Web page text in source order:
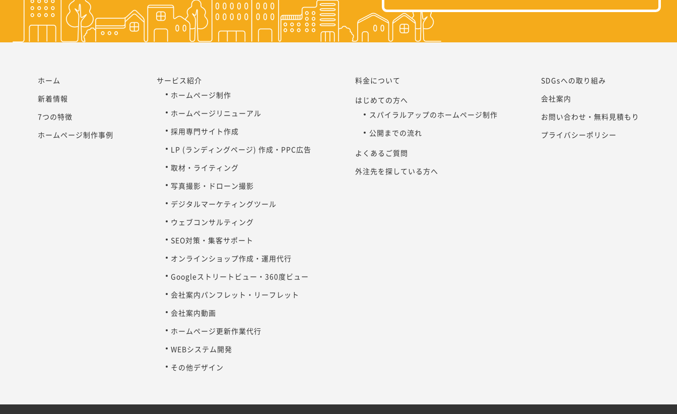
ホーム
新着情報
7つの特徴
ホームページ制作事例
サービス紹介
ホームページ制作
ホームページリニューアル
採用専門サイト作成
LP (ランディングページ) 作成・PPC広告
取材・ライティング
写真撮影・ドローン撮影
デジタルマーケティングツール
ウェブコンサルティング
SEO対策・集客サポート
オンラインショップ作成・運用代行
Googleストリートビュー・360度ビュー
会社案内パンフレット・リーフレット
会社案内動画
ホームページ更新作業代行
WEBシステム開発
その他デザイン
料金について
はじめての方へ
スパイラルアップのホームページ制作
公開までの流れ
よくあるご質問
外注先を探している方へ
SDGsへの取り組み
会社案内
お問い合わせ・無料見積もり
プライバシーポリシー